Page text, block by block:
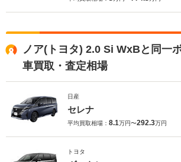
ノア(トヨタ) 2.0 Si WxBと同一
車買取・査定相場
日産
セレナ
平均買取相場： 8.1万円〜292.3万円
トヨタ